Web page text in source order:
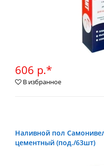
606 р.*
В избранное
Наливной пол
цементный (под./63шт)